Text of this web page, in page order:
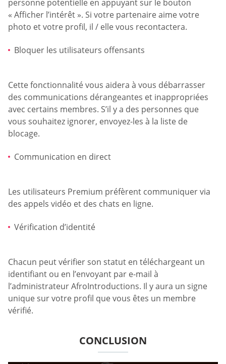
personne potentielle en appuyant sur le bouton
« Afficher l’intérêt ». Si votre partenaire aime votre
photo et votre profil, il / elle vous recontactera.
Bloquer les utilisateurs offensants
Cette fonctionnalité vous aidera à vous débarrasser
des communications dérangeantes et inappropriées
avec certains membres. S’il y a des personnes que
vous souhaitez ignorer, envoyez-les à la liste de
blocage.
Communication en direct
Les utilisateurs Premium préfèrent communiquer via
des appels vidéo et des chats en ligne.
Vérification d’identité
Chacun peut vérifier son statut en téléchargeant un
identifiant ou en l’envoyant par e-mail à
l’administrateur AfroIntroductions. Il y aura un signe
unique sur votre profil que vous êtes un membre
vérifié.
CONCLUSION